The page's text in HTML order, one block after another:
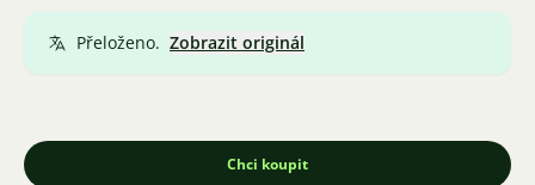
Přeloženo. Zobrazit originál
Chci koupit